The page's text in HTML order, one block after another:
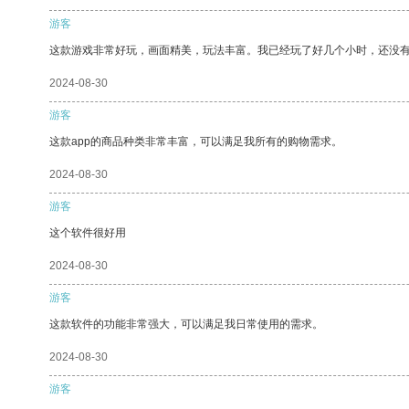
游客
这款游戏非常好玩，画面精美，玩法丰富。我已经玩了好几个小时，还没
2024-08-30
游客
这款app的商品种类非常丰富，可以满足我所有的购物需求。
2024-08-30
游客
这个软件很好用
2024-08-30
游客
这款软件的功能非常强大，可以满足我日常使用的需求。
2024-08-30
游客